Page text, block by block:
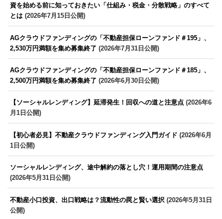
資を始める前に知っておきたい「仕組み・税金・分散戦略」のすべて
とは (2026年7月15日公開)
AGクラウドファンディングの「不動産担保ローンファンド＃195」、
2,530万円満額を集め募集終了 (2026年7月31日公開)
AGクラウドファンディングの「不動産担保ローンファンド＃185」、
2,500万円満額を集め募集終了 (2026年6月30日公開)
【ソーシャルレンディング】延滞発生！回収への道と注意点 (2026年6
月1日公開)
【初心者必見】不動産クラウドファンディング入門ガイド (2026年6月
1日公開)
ソーシャルレンディング、途中解約の落とし穴！運用期間の注意点
(2026年5月31日公開)
不動産小口投資、出口戦略は？流動性の罠と賢い選択 (2026年5月31日
公開)